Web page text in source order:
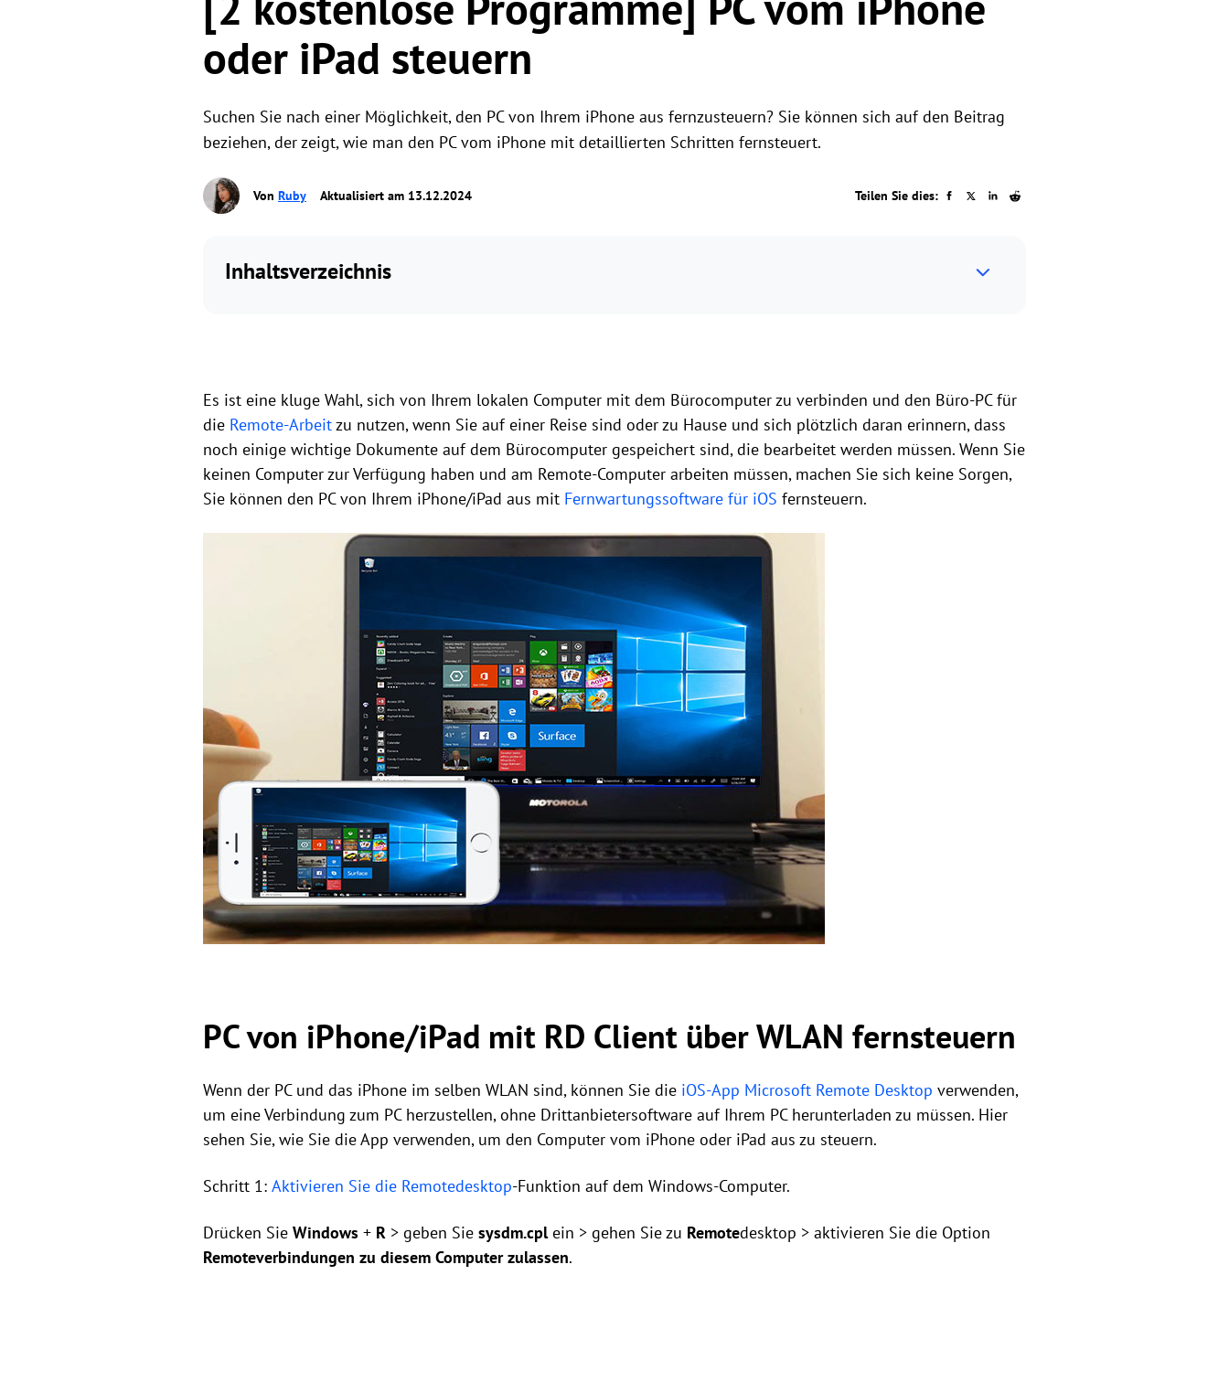
Rollenberechtigungsverwaltung
Benutzerzugriff mit flexiblen Berechtigungen
oder iPad steuern
Suchen Sie nach einer Möglichkeit, den PC von Ihrem iPhone aus fernzusteuern? Sie können sich auf den Beitrag
beziehen, der zeigt, wie man den PC vom iPhone mit detaillierten Schritten fernsteuert.
Von Ruby Aktualisiert am 13.12.2024 Teilen Sie dies:
Inhaltsverzeichnis
Es ist eine kluge Wahl, sich von Ihrem lokalen Computer mit dem Bürocomputer zu verbinden und den Büro-PC für
die Remote-Arbeitzu nutzen, wenn Sie auf einer Reise sind oder zu Hause und sich plötzlich daran erinnern, dass
noch einige wichtige Dokumente auf dem Bürocomputer gespeichert sind, die bearbeitet werden müssen. Wenn Sie
keinen Computer zur Verfügung haben und am Remote-Computer arbeiten müssen, machen Sie sich keine Sorgen,
Sie können den PC von Ihrem iPhone/iPad aus mit Fernwartungssoftware für iOS fernsteuern.
PC von iPhone/iPad mit RD Client über WLAN fernsteuern
Wenn der PC und das iPhone im selben WLAN sind, können Sie die iOS-App Microsoft Remote Desktop verwenden,
um eine Verbindung zum PC herzustellen, ohne Drittanbietersoftware auf Ihrem PC herunterladen zu müssen. Hier
sehen Sie, wie Sie die App verwenden, um den Computer vom iPhone oder iPad aus zu steuern.
Schritt 1: Aktivieren Sie die Remotedesktop-Funktion auf dem Windows-Computer.
Drücken Sie Windows + R > geben Sie sysdm.cplein > gehen Sie zu Remotedesktop > aktivieren Sie die Option
Remoteverbindungen zu diesem Computer zulassen.